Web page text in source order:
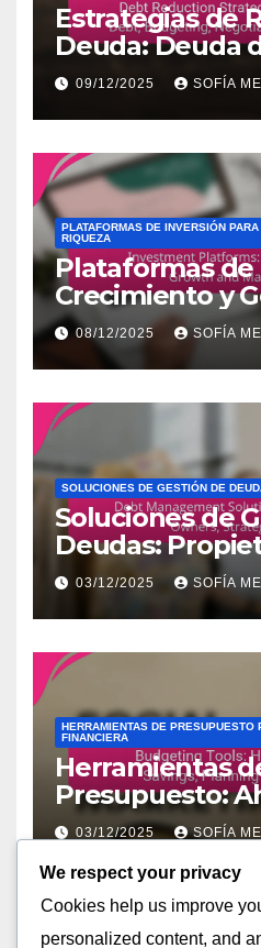
Estrategias de
Deuda: Deuda
Interés,
Negociación,
09/12/2025 SOFÍA
PLATAFORMAS DE INVERSIÓN
RIQUEZA
Plataformas de
Crecimiento y
Fondos de
08/12/2025 SOFÍA
SOLUCIONES DE GESTIÓN DE
Soluciones de
Deudas:
Pequeñas
Estrategias,
03/12/2025 SOFÍA
HERRAMIENTAS DE PRESUPUESTO
FINANCIERA
Herramientas
Presupuesto:
Compra de
Planificación y
03/12/2025 SOFÍA
We respect your privacy
Cookies help us improve
personalized content, and